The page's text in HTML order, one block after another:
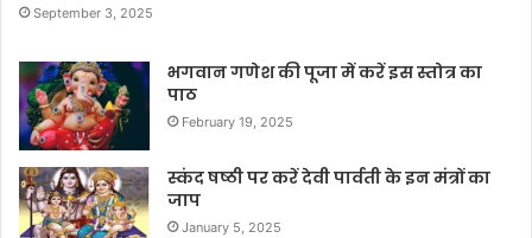
September 3, 2025
भगवान गणेश की पूजा में करें इस स्तोत्र का
पाठ
February 19, 2025
स्कंद षष्ठी पर करें देवी पार्वती के इन मंत्रों का
जाप
January 5, 2025